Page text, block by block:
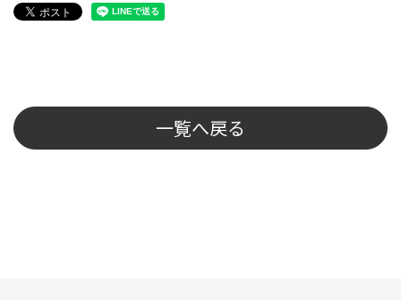
一覧へ戻る